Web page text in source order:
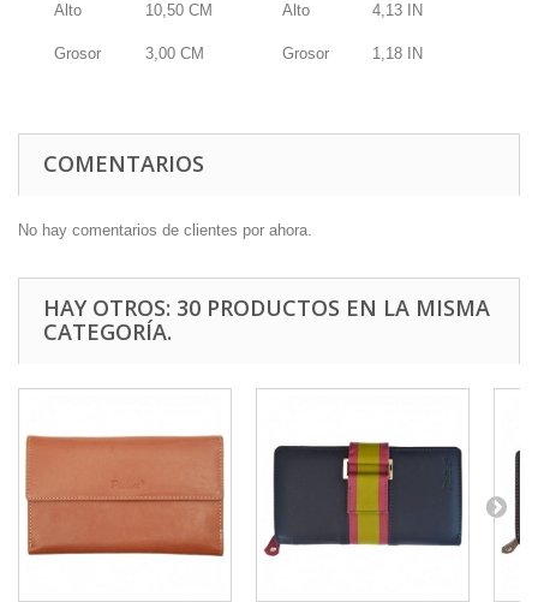
Alto 10,50 CM Alto 4,13 IN
Grosor 3,00 CM Grosor 1,18 IN
COMENTARIOS
No hay comentarios de clientes por ahora.
HAY OTROS: 30 PRODUCTOS EN LA MISMA
CATEGORÍA.